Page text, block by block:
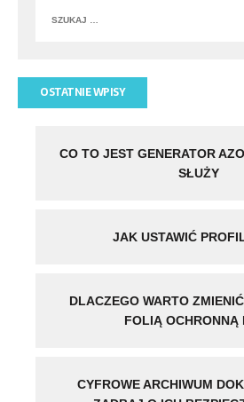
OSTATNIE WPISY
CO TO JEST GENERATOR
SŁUŻY
JAK USTAWIĆ
DLACZEGO WARTO
FOLIĄ OCHRONNĄ
CYFROWE ARCHIWUM